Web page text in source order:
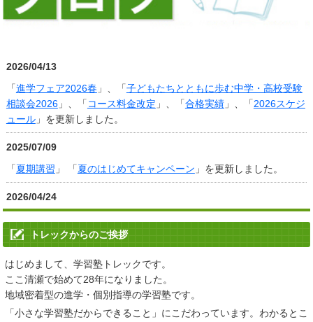
2026/04/13
「進学フェア2026春 」、「子どもたちとともに歩む中学・高校受験
相談会2026」、「 コース料金改定 」、「合格実績」、「2026スケジ
ュール」を更新しました。
2025/07/09
「夏期講習 」 「夏のはじめてキャンペーン 」を更新しました。
2026/04/24
2025/02/28
「 春のはじめてキャンペーン」、「春の進学フェア2025
実績」を掲載いたしました。
2024/06/25
トレックからのご挨拶
はじめまして、学習塾トレックです。
ここ清瀬で始めて28年になりました。
地域密着型の進学・個別指導の学習塾です。
「小さな学習塾だからできること」にこだわっています。わかるとこ